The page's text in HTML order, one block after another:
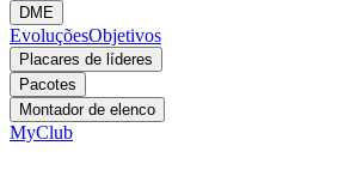
DME
EvoluçõesObjetivos
Placares de líderes
Pacotes
Montador de elenco
MyClub